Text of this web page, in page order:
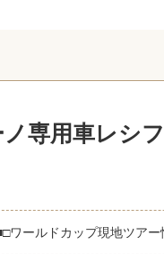
専用車レシ
ワールドカップ現地ツアー